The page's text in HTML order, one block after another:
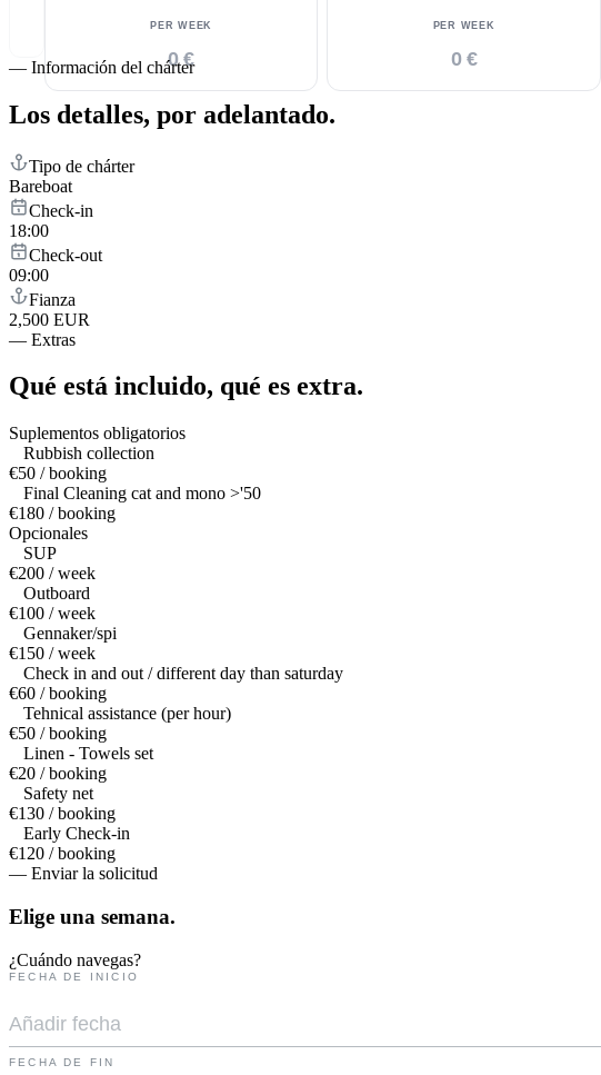
PER WEEK
0 €
PER WEEK
0 €
— Información del chárter
Los detalles, por adelantado.
Tipo de chárter
Bareboat
Check-in
18:00
Check-out
09:00
Fianza
2,500 EUR
— Extras
Qué está incluido, qué es extra.
Suplementos obligatorios
Rubbish collection
€50 / booking
Final Cleaning cat and mono >'50
€180 / booking
Opcionales
SUP
€200 / week
Outboard
€100 / week
Gennaker/spi
€150 / week
Check in and out / different day than saturday
€60 / booking
Tehnical assistance (per hour)
€50 / booking
Linen - Towels set
€20 / booking
Safety net
€130 / booking
Early Check-in
€120 / booking
— Enviar la solicitud
Elige una semana.
¿Cuándo navegas?
FECHA DE INICIO
FECHA DE FIN